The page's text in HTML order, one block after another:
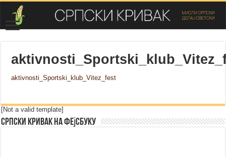
aktivnosti_Sportski_klub_Vitez_fest
[Not a valid template]
Српски Кривак на Фејсбуку